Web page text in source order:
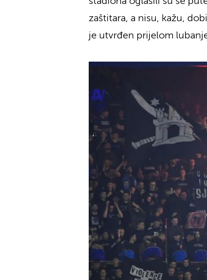
zaštitara, a nisu, kažu,
je utvrđen prijelom